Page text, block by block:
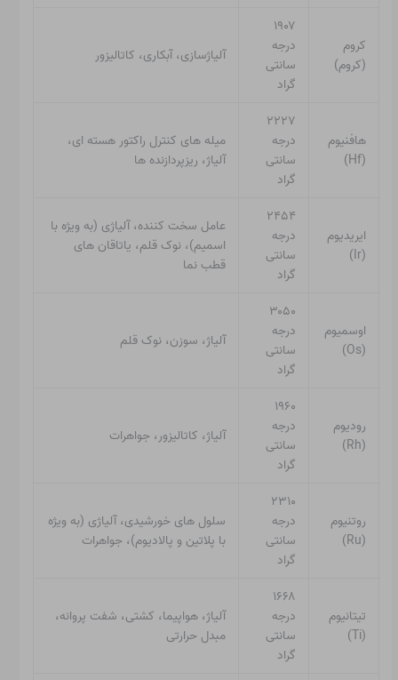
کروم
(کروم)
۱۹۰۷
درجه
سانتی
گراد
آلیاژسازی، آبکاری، کاتالیزور
هافنیوم
(Hf)
۲۲۲۷
درجه
سانتی
گراد
میله های کنترل راکتور هسته ای،
آلیاژ، ریزپردازنده ها
ایریدیوم
(Ir)
۲۴۵۴
درجه
سانتی
گراد
عامل سخت کننده، آلیاژی (به ویژه با
اسمیم)، نوک قلم، یاتاقان های
قطب نما
اوسمیوم
(Os)
۳۰۵۰
درجه
سانتی
گراد
آلیاژ، سوزن، نوک قلم
رودیوم
(Rh)
۱۹۶۰
درجه
سانتی
گراد
آلیاژ، کاتالیزور، جواهرات
روتنیوم
(Ru)
۲۳۱۰
درجه
سانتی
گراد
سلول های خورشیدی، آلیاژی (به ویژه
با پلاتین و پالادیوم)، جواهرات
تیتانیوم
(Ti)
۱۶۶۸
درجه
سانتی
گراد
آلیاژ، هواپیما، کشتی، شفت پروانه،
مبدل حرارتی